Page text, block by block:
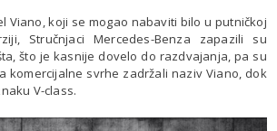
Viano, koji se mogao nabaviti bilo u putničkoj
Stručnjaci Mercedes-Benza zapazili su
što je kasnije dovelo do razdvajanja, pa su
komercijalne svrhe zadržali naziv Viano, dok
V-class.